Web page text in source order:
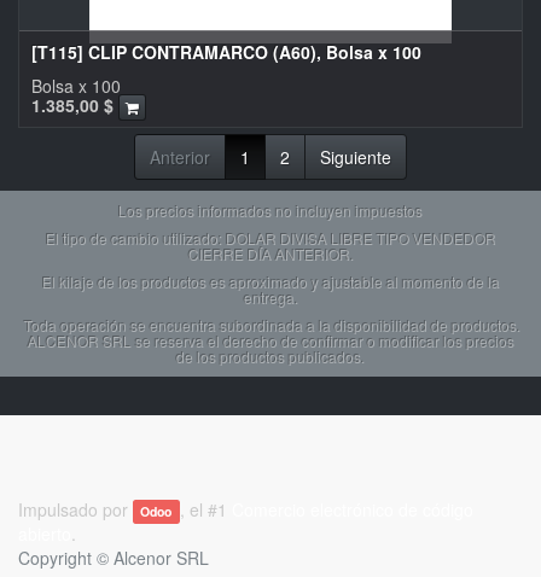
[T115] CLIP CONTRAMARCO (A60), Bolsa x 100
1.385,00 $
Bolsa x 100
Anterior 1 2 Siguiente
Los precios informados no incluyen impuestos
El tipo de cambio utilizado: DOLAR DIVISA LIBRE TIPO VENDEDOR
CIERRE DÍA ANTERIOR.
El kilaje de los productos es aproximado y ajustable al momento de la
entrega.
Toda operación se encuentra subordinada a la disponibilidad de productos.
ALCENOR SRL se reserva el derecho de confirmar o modificar los precios
de los productos publicados.
Impulsado por Odoo , el #1
.
Copyright © Alcenor SRL